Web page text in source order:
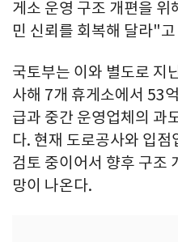
게소 운영 구조 개편을 위
민 신뢰를 회복해 달라"
국토부는 이와 별도로 지
사해 7개 휴게소에서 53
급과 중간 운영업체의 과
다. 현재 도로공사와 입
검토 중이어서 향후 구조
망이 나온다.